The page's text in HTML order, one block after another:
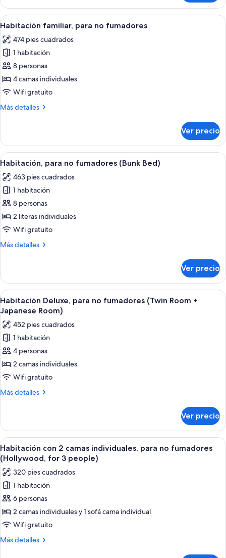
fumadores
(Hollywood)
con
camas
para
no
fumadores
(Hollywood)
Abrir
todas
las
fotos
de
Habitación
familiar,
no
Una cocina moderna con comedor,
11
Habitación familiar, para no fumadores
474 pies cuadrados
1 habitación
8 personas
4 camas individuales
Wifi gratuito
Más detalles
Más
familiar,
para
no
Ver precio
Abrir
todas
las
fotos
de
Habitación,
para
fumadores
Una habitación de hotel con dos
12
Habitación, para no fumadores (Bunk Bed)
463 pies cuadrados
1 habitación
8 personas
2 literas individuales
Wifi gratuito
Más detalles
Más
para
no
fumadores
(Bunk
Bed)
Ver precio
Abrir
todas
las
fotos
de
Habitación
Deluxe,
para
no
Room
Japanese
Room)
Habitación de hotel con dos camas,
11
Habitación Deluxe, para no fumadores (Twin Room +
Japanese Room)
452 pies cuadrados
1 habitación
4 personas
2 camas individuales
Wifi gratuito
Más detalles
Más
Deluxe,
para
no
fumadores
(Twin
Room
+
Japanese
Room)
Ver precio
Abrir
todas
las
fotos
de
Habitación
con
2
camas
Una habitación de hotel moderna
11
Habitación con 2 camas individuales, para no fumadores
(Hollywood, for 3 people)
320 pies cuadrados
1 habitación
6 personas
2 camas individuales y 1 sofá cama individual
Wifi gratuito
Más detalles
Más